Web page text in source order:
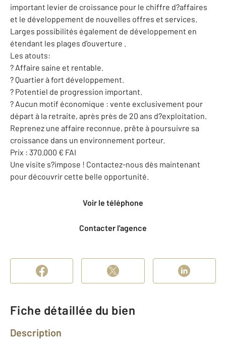
important levier de croissance pour le chiffre d?affaires
et le développement de nouvelles offres et services.
Larges possibilités également de développement en
étendant les plages d'ouverture .
Les atouts:
? Affaire saine et rentable.
? Quartier à fort développement.
? Potentiel de progression important.
? Aucun motif économique : vente exclusivement pour
départ à la retraite, après près de 20 ans d?exploitation.
Reprenez une affaire reconnue, prête à poursuivre sa
croissance dans un environnement porteur.
Prix : 370.000 € FAI
Une visite s?impose ! Contactez-nous dès maintenant
pour découvrir cette belle opportunité.
Voir le téléphone
Contacter l'agence
Fiche détaillée du bien
Description